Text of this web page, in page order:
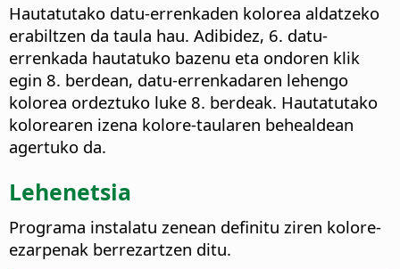
Hautatutako datu-errenkaden kolorea aldatzeko
erabiltzen da taula hau. Adibidez, 6. datu-
errenkada hautatuko bazenu eta ondoren klik
egin 8. berdean, datu-errenkadaren lehengo
kolorea ordeztuko luke 8. berdeak. Hautatutako
kolorearen izena kolore-taularen behealdean
agertuko da.
Lehenetsia
Programa instalatu zenean definitu ziren kolore-
ezarpenak berrezartzen ditu.